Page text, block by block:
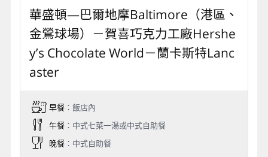
華盛頓—巴爾地摩Baltimore（港區、
金鶯球場）－賀喜巧克力工廠Hershe
y’s Chocolate World－蘭卡斯特Lanc
aster
早餐：飯店內
午餐：中式七菜一湯或中式自助餐
晚餐：中式自助餐